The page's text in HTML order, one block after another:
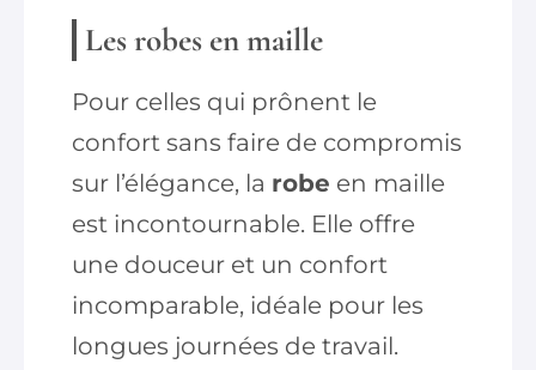
Les robes en maille
Pour celles qui prônent le
confort sans faire de compromis
sur l’élégance, la robe en maille
est incontournable. Elle offre
une douceur et un confort
incomparable, idéale pour les
longues journées de travail.